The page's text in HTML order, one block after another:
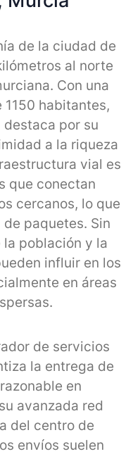
de la ciudad de
al norte
Con una
habitantes,
por su
a la riqueza
vial es
que conectan
cercanos, lo que
paquetes. Sin
población y la
influir en los
en áreas
de servicios
la entrega de
en
avanzada red
del centro de
envíos suelen